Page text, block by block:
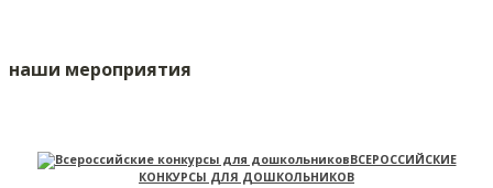
наши мероприятия
ВСЕРОССИЙСКИЕ
КОНКУРСЫ ДЛЯ ДОШКОЛЬНИКОВ